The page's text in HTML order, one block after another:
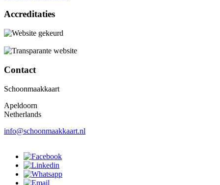
Accreditaties
Contact
Schoonmaakkaart
Apeldoorn
Netherlands
info@schoonmaakkaart.nl